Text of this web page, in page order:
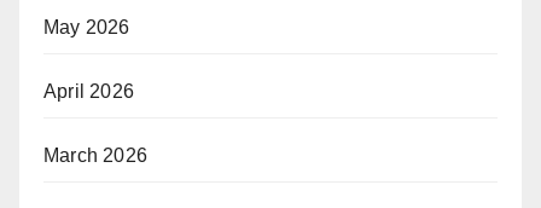
May 2026
April 2026
March 2026